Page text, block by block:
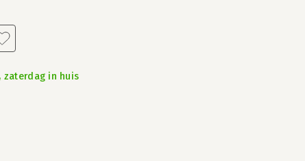
zaterdag in huis